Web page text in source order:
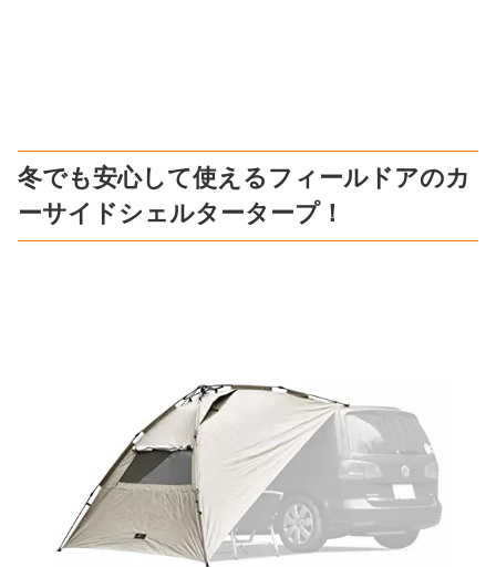
冬でも安心して使えるフィールドアのカ
ーサイドシェルタータープ！